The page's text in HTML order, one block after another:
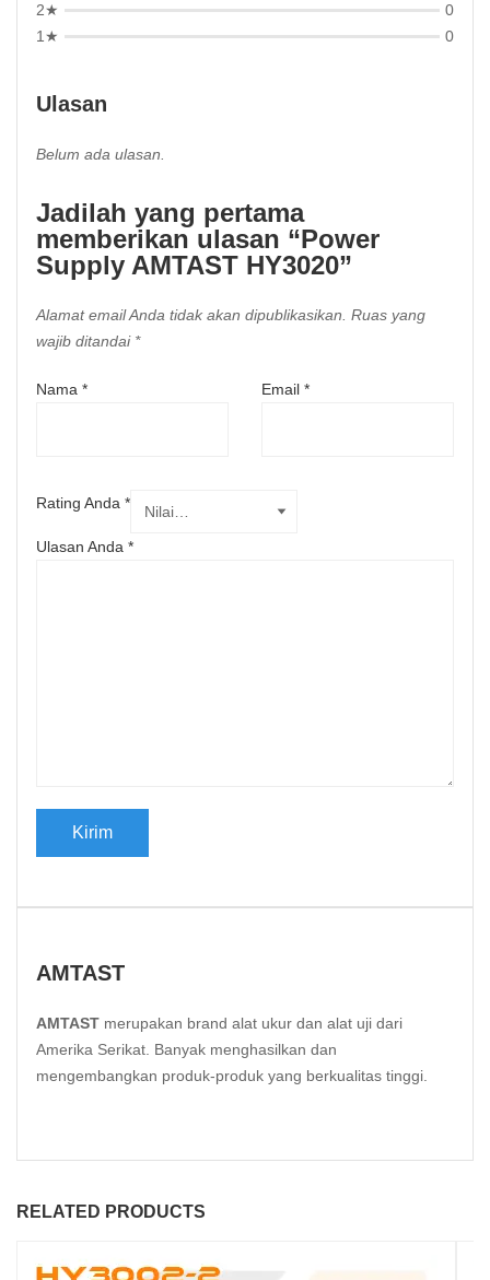
2★
0
1★
0
Ulasan
Belum ada ulasan.
Jadilah yang pertama
memberikan ulasan “Power
Supply AMTAST HY3020”
Alamat email Anda tidak akan dipublikasikan. Ruas yang
wajib ditandai *
Nama * Email *
Rating Anda *
Ulasan Anda *
AMTAST
AMTAST merupakan brand alat ukur dan alat uji dari
Amerika Serikat. Banyak menghasilkan dan
mengembangkan produk-produk yang berkualitas tinggi.
RELATED PRODUCTS